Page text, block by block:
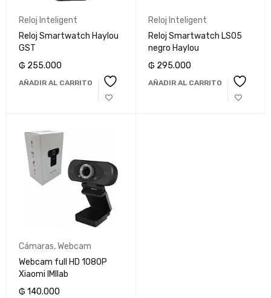
Reloj Inteligent
Reloj Smartwatch Haylou
GST
₲ 255.000
AÑADIR AL CARRITO
Reloj Inteligent
Reloj Smartwatch LS05
negro Haylou
₲ 295.000
AÑADIR AL CARRITO
Cámaras,Webcam
Webcam full HD 1080P
Xiaomi IMIlab
₲ 140.000